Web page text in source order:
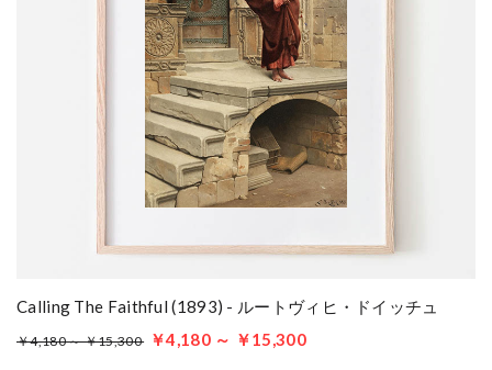
Calling The Faithful (1893) - ルートヴィヒ・ドイッチュ
￥4,180 ～ ￥15,300 ￥4,180 ～ ￥15,300